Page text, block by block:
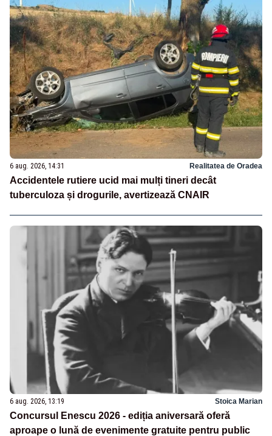
6 aug. 2026, 14:31 Realitatea de Oradea
Accidentele rutiere ucid mai mulți tineri decât
tuberculoza și drogurile, avertizează CNAIR
6 aug. 2026, 13:19 Stoica Marian
Concursul Enescu 2026 - ediția aniversară oferă
aproape o lună de evenimente gratuite pentru public